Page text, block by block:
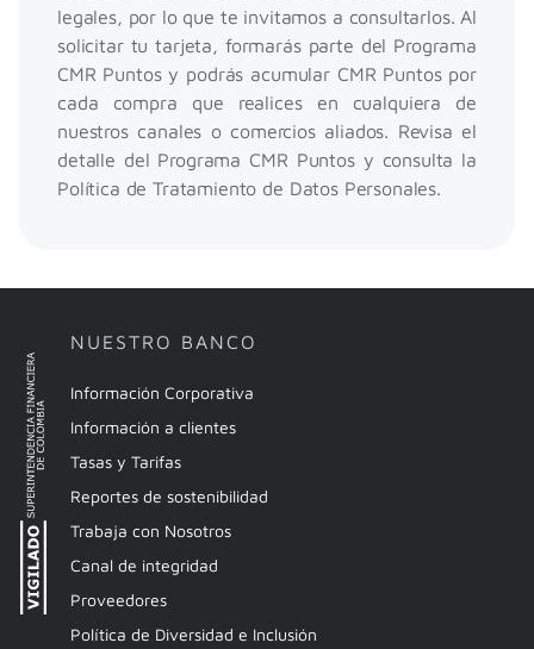
legales, por lo que te invitamos a consultarlos. Al
solicitar tu tarjeta, formarás parte del Programa
CMR Puntos y podrás acumular CMR Puntos por
cada compra que realices en cualquiera de
nuestros canales o comercios aliados. Revisa el
detalle del Programa CMR Puntos y consulta la
Política de Tratamiento de Datos Personales.​
NUESTRO BANCO
Información Corporativa
Información a clientes
Tasas y Tarifas
Reportes de sostenibilidad
Trabaja con Nosotros
Canal de integridad
Proveedores
Política de Diversidad e Inclusión